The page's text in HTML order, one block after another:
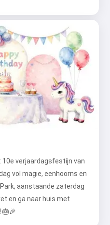
verjaardagsfestijn van
vol magie, eenhoorns en
aanstaande zaterdag
en ga naar huis met
🎂🎉